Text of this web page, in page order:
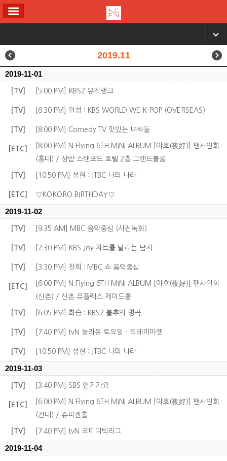
▼
2019.11
2019-11-01
[TV] [5:00 PM] KBS2 뮤직뱅크
[TV] [6:30 PM] 인성 : KBS WORLD WE K-POP (OVERSEAS)
[TV] [8:00 PM] Comedy TV 맛있는 녀석들
[ETC]
[8:00 PM] N.Flying 6TH MINI ALBUM [야호(夜好)] 팬사인회
(홍대) / 상암 스탠포드 호텔 2층 그랜드볼룸
[TV] [10:50 PM] 설현 : JTBC 나의 나라
[ETC] ♡KOKORO BIRTHDAY♡
2019-11-02
[TV] [9:35 AM] MBC 음악중심 (사전녹화)
[TV] [2:30 PM] KBS Joy 차트를 달리는 남자
[TV] [3:30 PM] 찬희 : MBC 쇼 음악중심
[ETC]
[6:00 PM] N.Flying 6TH MINI ALBUM [야호(夜好)] 팬사인회
(신촌) / 신촌 유플렉스 제이드홀
[TV] [6:05 PM] 회승 : KBS2 불후의 명곡
[TV] [7:40 PM] tvN 놀라운 토요일 - 도레미마켓
[TV] [10:50 PM] 설현 : JTBC 나의 나라
2019-11-03
[TV] [3:40 PM] SBS 인기가요
[ETC]
[6:00 PM] N.Flying 6TH MINI ALBUM [야호(夜好)] 팬사인회
(건대) / 슈피겐홀
[TV] [7:40 PM] tvN 코미디빅리그
2019-11-04